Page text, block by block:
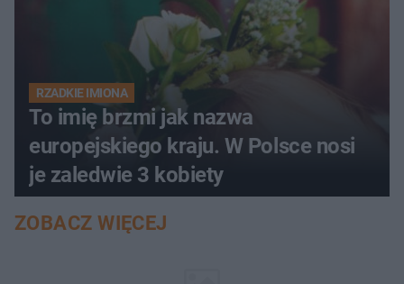
RZADKIE IMIONA
To imię brzmi jak nazwa
europejskiego kraju. W Polsce nosi
je zaledwie 3 kobiety
ZOBACZ WIĘCEJ